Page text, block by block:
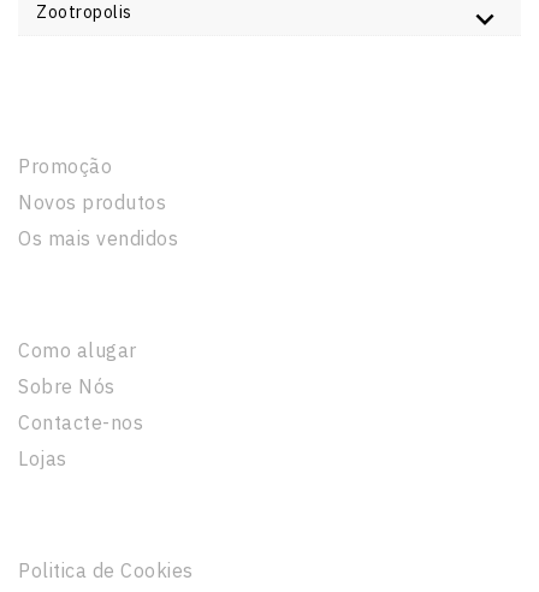
Zootropolis
Promoção
Novos produtos
Os mais vendidos
Como alugar
Sobre Nós
Contacte-nos
Lojas
Politica de Cookies